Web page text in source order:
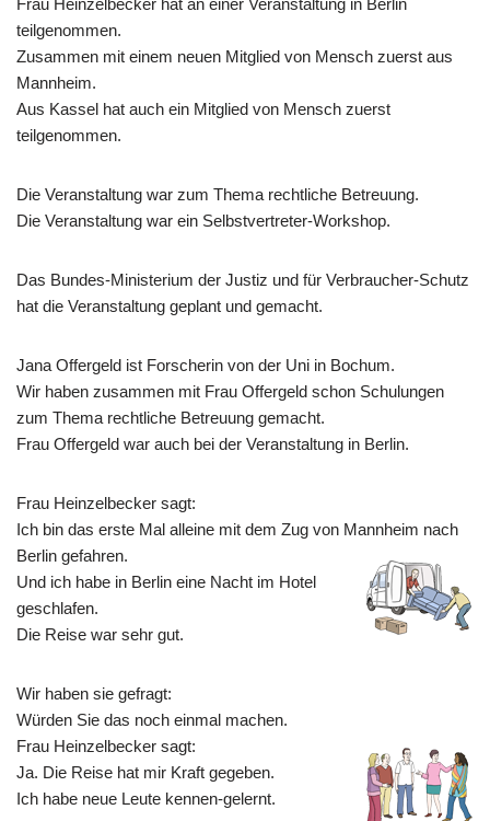
teilgenommen.
Zusammen mit einem neuen Mitglied von Mensch zuerst aus
Mannheim.
Aus Kassel hat auch ein Mitglied von Mensch zuerst
teilgenommen.
Die Veranstaltung war zum Thema rechtliche Betreuung.
Die Veranstaltung war ein Selbstvertreter-Workshop.
Das Bundes-Ministerium der Justiz und für Verbraucher-Schutz
hat die Veranstaltung geplant und gemacht.
Jana Offergeld ist Forscherin von der Uni in Bochum.
Wir haben zusammen mit Frau Offergeld schon Schulungen
zum Thema rechtliche Betreuung gemacht.
Frau Offergeld war auch bei der Veranstaltung in Berlin.
Frau Heinzelbecker sagt:
Ich bin das erste Mal alleine mit dem Zug von Mannheim nach
Berlin gefahren.
Und ich habe in Berlin eine Nacht im Hotel
geschlafen.
Die Reise war sehr gut.
Wir haben sie gefragt:
Würden Sie das noch einmal machen.
Frau Heinzelbecker sagt:
Ja. Die Reise hat mir Kraft gegeben.
Ich habe neue Leute kennen-gelernt.